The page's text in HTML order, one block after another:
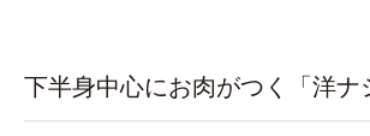
下半身中心にお肉がつく「洋ナ